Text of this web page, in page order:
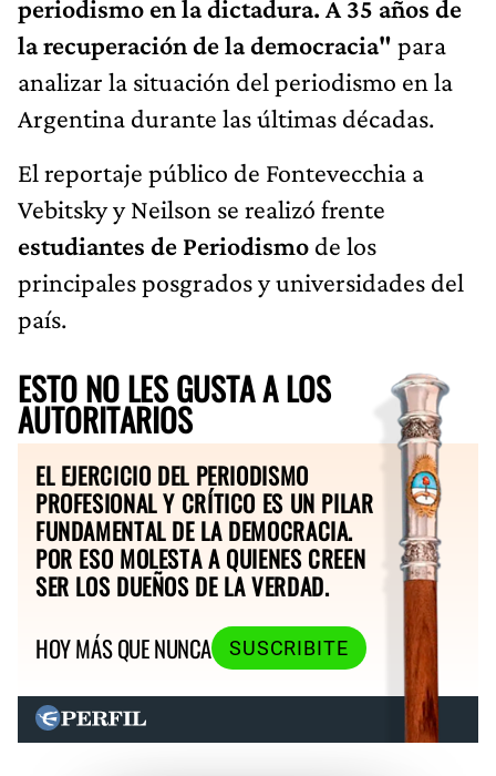
periodismo en la dictadura. A 35 años de
la recuperación de la democracia" para
analizar la situación del periodismo en la
Argentina durante las últimas décadas.
El reportaje público de Fontevecchia a
Vebitsky y Neilson se realizó frente
estudiantes de Periodismo de los
principales posgrados y universidades del
país.
ESTO NO LES GUSTA A LOS
AUTORITARIOS
EL EJERCICIO DEL PERIODISMO
PROFESIONAL Y CRÍTICO ES UN PILAR
FUNDAMENTAL DE LA DEMOCRACIA.
POR ESO MOLESTA A QUIENES CREEN
SER LOS DUEÑOS DE LA VERDAD.
HOY MÁS QUE NUNCA
SUSCRIBITE